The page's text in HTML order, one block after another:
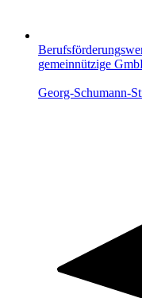
gemeinnützige
Georg-Schumann-